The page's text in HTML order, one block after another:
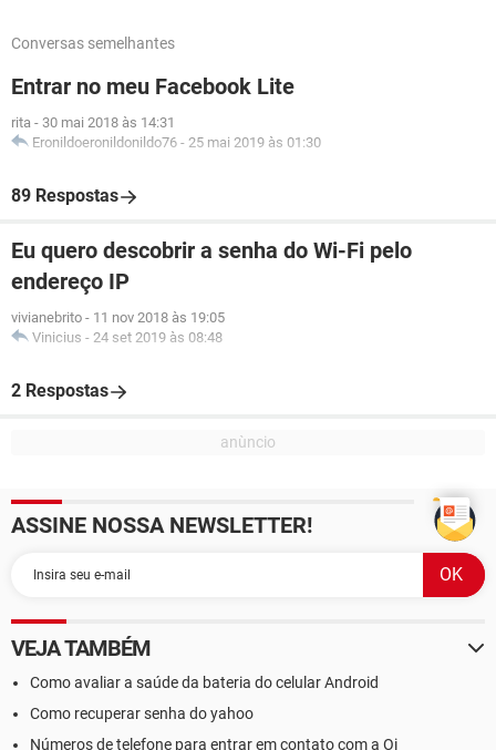
Conversas semelhantes
Entrar no meu Facebook Lite
rita - 30 mai 2018 às 14:31
Eronildoeronildonildo76 - 25 mai 2019 às 01:30
89 Respostas
Eu quero descobrir a senha do Wi-Fi pelo
endereço IP
vivianebrito - 11 nov 2018 às 19:05
Vinicius - 24 set 2019 às 08:48
2 Respostas
ASSINE NOSSA NEWSLETTER!
VEJA TAMBÉM
Como avaliar a saúde da bateria do celular Android
Como recuperar senha do yahoo
Números de telefone para entrar em contato com a Oi